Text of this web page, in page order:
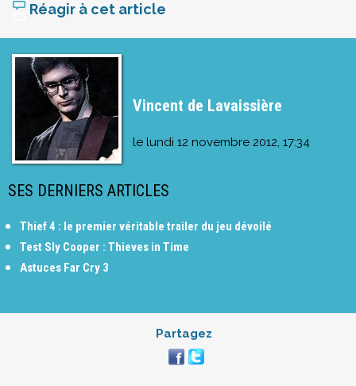
Réagir à cet article
Vincent de Lavaissière
le lundi 12 novembre 2012, 17:34
SES DERNIERS ARTICLES
Thief 4 : le premier véritable trailer du jeu dévoilé
Test Sly Cooper : Thieves in Time
Astuces Far Cry 3
Partagez